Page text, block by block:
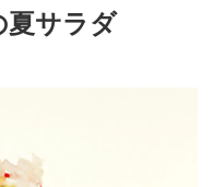
夏サラダ